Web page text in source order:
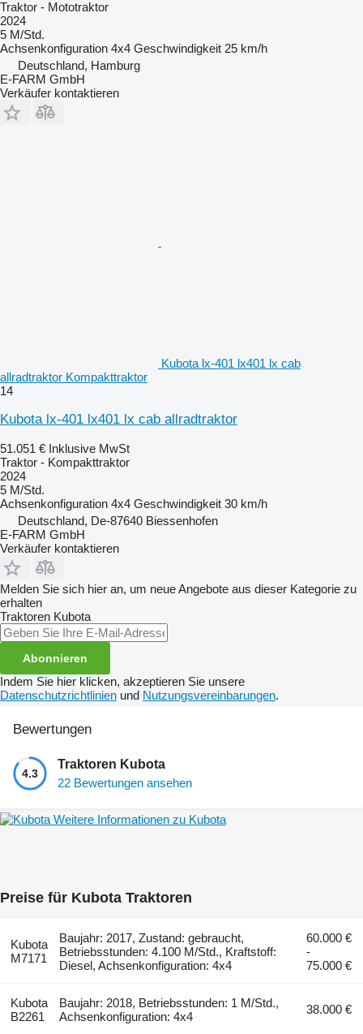
Traktor - Mototraktor
2024
5 M/Std.
Achsenkonfiguration 4x4 Geschwindigkeit 25 km/h
Deutschland, Hamburg
E-FARM GmbH
Verkäufer kontaktieren
Kubota lx-401 lx401 lx cab
allradtraktor Kompakttraktor
14
Kubota lx-401 lx401 lx cab allradtraktor
51.051 € Inklusive MwSt
Traktor - Kompakttraktor
2024
5 M/Std.
Achsenkonfiguration 4x4 Geschwindigkeit 30 km/h
Deutschland, De-87640 Biessenhofen
E-FARM GmbH
Verkäufer kontaktieren
Melden Sie sich hier an, um neue Angebote aus dieser Kategorie zu
erhalten
Traktoren Kubota
Abonnieren
Indem Sie hier klicken, akzeptieren Sie unsere
Datenschutzrichtlinien und Nutzungsvereinbarungen.
Bewertungen
4.3
Traktoren Kubota
22 Bewertungen ansehen
Weitere Informationen zu Kubota
Preise für Kubota Traktoren
Kubota
M7171
Baujahr: 2017, Zustand: gebraucht,
Betriebsstunden: 4.100 M/Std., Kraftstoff:
Diesel, Achsenkonfiguration: 4x4
60.000 €
-
75.000 €
Kubota
B2261
Baujahr: 2018, Betriebsstunden: 1 M/Std.,
Achsenkonfiguration: 4x4
38.000 €